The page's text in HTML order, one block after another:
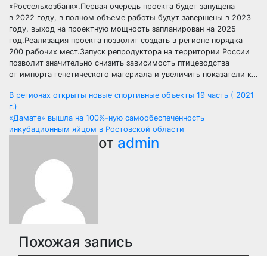
«Россельхозбанк».Первая очередь проекта будет запущена
в 2022 году, в полном объеме работы будут завершены в 2023
году, выход на проектную мощность запланирован на 2025
год.Реализация проекта позволит создать в регионе порядка
200 рабочих мест.Запуск репродуктора на территории России
позволит значительно снизить зависимость птицеводства
от импорта генетического материала и увеличить показатели к…
Навигация
по
В регионах открыты новые спортивные объекты 19 часть ( 2021
г.)
«Дамате» вышла на 100%-ную самообеспеченность
инкубационным яйцом в Ростовской области
от admin
Похожая запись